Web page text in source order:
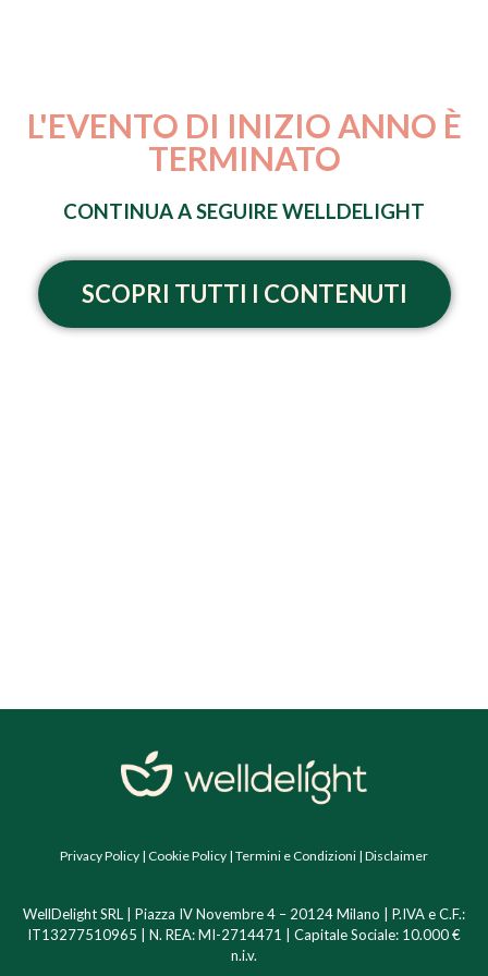
L'EVENTO DI INIZIO ANNO È
TERMINATO
CONTINUA A SEGUIRE WELLDELIGHT
SCOPRI TUTTI I CONTENUTI
Privacy Policy | Cookie Policy | Termini e Condizioni | Disclaimer
WellDelight SRL | Piazza IV Novembre 4 – 20124 Milano | P.IVA e C.F.:
IT13277510965 | N. REA: MI-2714471 | Capitale Sociale: 10.000 €
n.i.v.